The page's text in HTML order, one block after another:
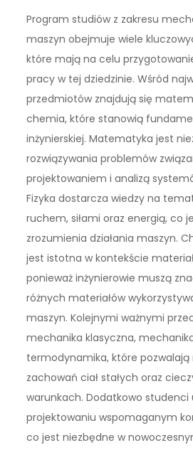
Program studiów z zakresu
maszyn obejmuje wiele
które mają na celu
pracy w tej dziedzinie. Wśród
przedmiotów znajdują się
chemia, które stanowią
inżynierskiej. Matematyka jest
rozwiązywania problemów
projektowaniem i analizą
Fizyka dostarcza wiedzy na
ruchem, siłami oraz energią, co
zrozumienia działania maszyn.
jest istotna w kontekście
ponieważ inżynierowie muszą
różnych materiałów
maszyn. Kolejnymi ważnymi
mechanika klasyczna,
termodynamika, które pozwalają
zachowań ciał stałych oraz
warunkach. Dodatkowo studenci
projektowaniu wspomaganym
co jest niezbędne w